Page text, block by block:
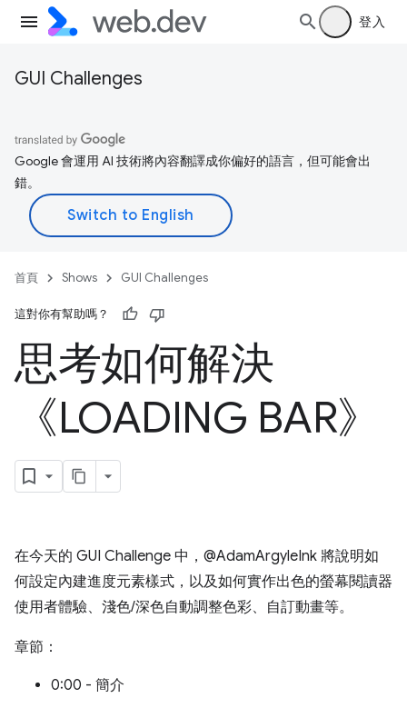
登入
GUI Challenges
Google 會運用 AI 技術將內容翻譯成你偏好的語言，但可能會出
錯。
首頁 Shows GUI Challenges
這對你有幫助嗎？
思考如何解決
《LOADING BAR》
在今天的 GUI Challenge 中，@AdamArgyleInk 將說明如
何設定內建進度元素樣式，以及如何實作出色的螢幕閱讀器
使用者體驗、淺色/深色自動調整色彩、自訂動畫等。
章節：
0:00 - 簡介